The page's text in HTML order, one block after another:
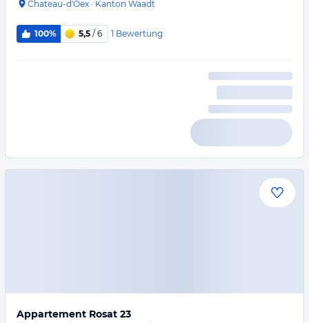
Chateau-d'Oex · Kanton Waadt
100% 5,5 / 6 1 Bewertung
Appartement Rosat 23